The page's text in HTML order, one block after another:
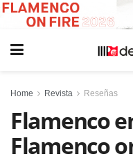
Home Revista Reseñas
Flamenco
Flamenco